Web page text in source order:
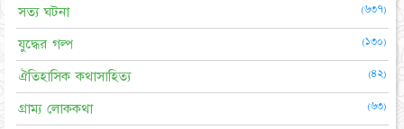
সত্য ঘটনা (৬৩৭)
যুদ্ধের গল্প (১৩০)
ঐতিহাসিক কথাসাহিত্য (৪২)
গ্রাম্য লোককথা (৬৩)